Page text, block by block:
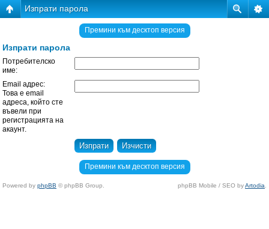
Изпрати парола
Премини към десктоп версия
Изпрати парола
Потребителско
име:
Email адрес:
Това е email
адреса, който сте
въвели при
регистрацията на
акаунт.
Премини към десктоп версия
Powered by phpBB © phpBB Group. phpBB Mobile / SEO byArtodia